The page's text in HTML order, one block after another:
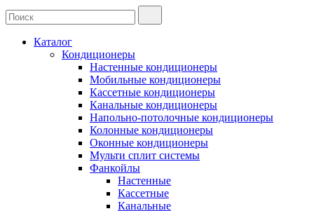
Каталог
Кондиционеры
Настенные кондиционеры
Мобильные кондиционеры
Кассетные кондиционеры
Канальные кондиционеры
Напольно-потолочные кондиционеры
Колонные кондиционеры
Оконные кондиционеры
Мульти сплит системы
Фанкойлы
Настенные
Кассетные
Канальные